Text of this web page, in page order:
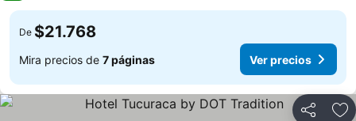
De $21.768
Mira precios de 7 páginas Ver precios
Compartir